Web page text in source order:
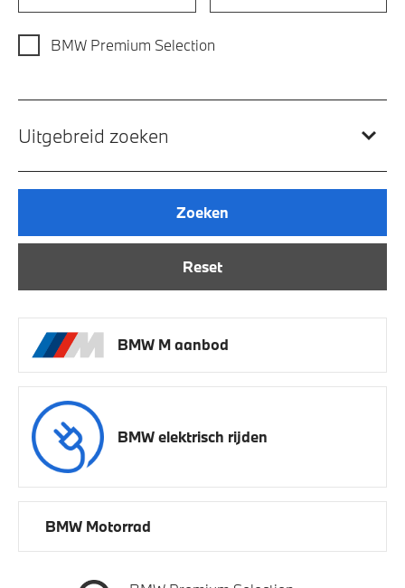
BMW Premium Selection
Uitgebreid zoeken
Reset
Zoeken
BMW M aanbod
BMW elektrisch rijden
BMW Motorrad